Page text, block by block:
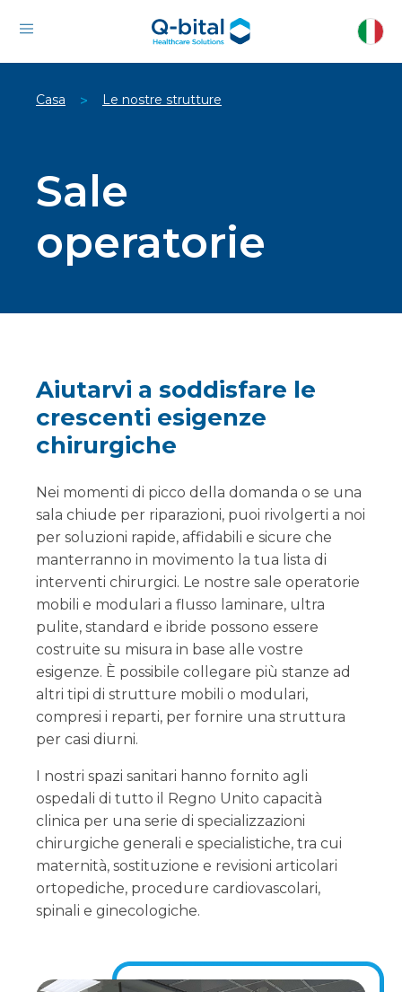
Casa > Le nostre strutture
Sale
operatorie
Aiutarvi a soddisfare le
crescenti esigenze
chirurgiche
Nei momenti di picco della domanda o se una
sala chiude per riparazioni, puoi rivolgerti a noi
per soluzioni rapide, affidabili e sicure che
manterranno in movimento la tua lista di
interventi chirurgici. Le nostre sale operatorie
mobili e modulari a flusso laminare, ultra
pulite, standard e ibride possono essere
costruite su misura in base alle vostre
esigenze. È possibile collegare più stanze ad
altri tipi di strutture mobili o modulari,
compresi i reparti, per fornire una struttura
per casi diurni.
I nostri spazi sanitari hanno fornito agli
ospedali di tutto il Regno Unito capacità
clinica per una serie di specializzazioni
chirurgiche generali e specialistiche, tra cui
maternità, sostituzione e revisioni articolari
ortopediche, procedure cardiovascolari,
spinali e ginecologiche.